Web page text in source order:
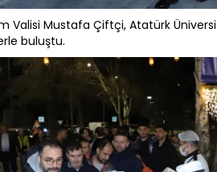
Valisi Mustafa Çiftçi, Atatürk
buluştu.